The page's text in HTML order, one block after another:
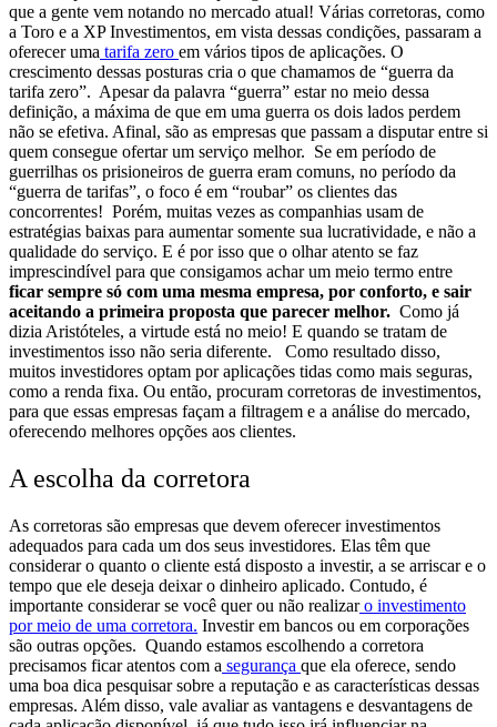
que a gente vem notando no mercado atual! Várias corretoras, como
a Toro e a XP Investimentos, em vista dessas condições, passaram a
oferecer uma tarifa zero em vários tipos de aplicações. O
crescimento dessas posturas cria o que chamamos de “guerra da
tarifa zero”. Apesar da palavra “guerra” estar no meio dessa
definição, a máxima de que em uma guerra os dois lados perdem
não se efetiva. Afinal, são as empresas que passam a disputar entre si
quem consegue ofertar um serviço melhor. Se em período de
guerrilhas os prisioneiros de guerra eram comuns, no período da
“guerra de tarifas”, o foco é em “roubar” os clientes das
concorrentes! Porém, muitas vezes as companhias usam de
estratégias baixas para aumentar somente sua lucratividade, e não a
qualidade do serviço. E é por isso que o olhar atento se faz
imprescindível para que consigamos achar um meio termo entre
ficar sempre só com uma mesma empresa, por conforto, e sair
aceitando a primeira proposta que parecer melhor. Como já
dizia Aristóteles, a virtude está no meio! E quando se tratam de
investimentos isso não seria diferente.
Como resultado disso,
muitos investidores optam por aplicações tidas como mais seguras,
como a renda fixa. Ou então, procuram corretoras de investimentos,
para que essas empresas façam a filtragem e a análise do mercado,
oferecendo melhores opções aos clientes.
A escolha da corretora
As corretoras são empresas que devem oferecer investimentos
adequados para cada um dos seus investidores. Elas têm que
considerar o quanto o cliente está disposto a investir, a se arriscar e o
tempo que ele deseja deixar o dinheiro aplicado. Contudo, é
importante considerar se você quer ou não realizaro investimento
por meio de uma corretora. Investir em bancos ou em corporações
são outras opções. Quando estamos escolhendo a corretora
precisamos ficar atentos com a segurança que ela oferece, sendo
uma boa dica pesquisar sobre a reputação e as características dessas
empresas. Além disso, vale avaliar as vantagens e desvantagens de